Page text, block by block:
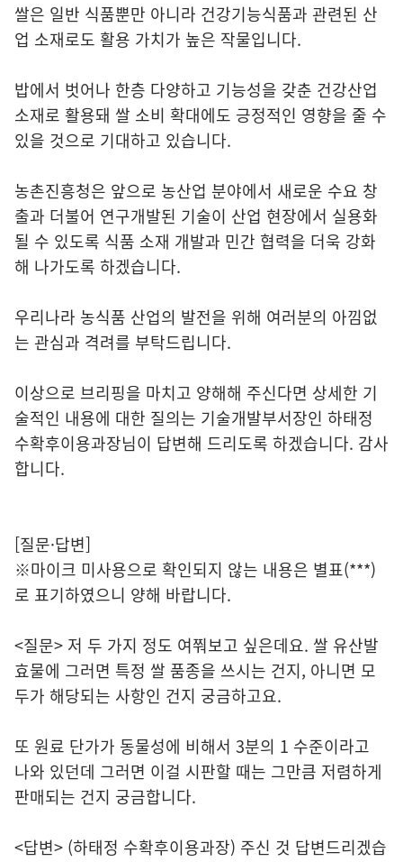
쌀은 일반 식품뿐만 아니라 건강기능식품과 관련된 산
업 소재로도 활용 가치가 높은 작물입니다.
밥에서 벗어나 한층 다양하고 기능성을 갖춘 건강산업
소재로 활용돼 쌀 소비 확대에도 긍정적인 영향을 줄 수
있을 것으로 기대하고 있습니다.
농촌진흥청은 앞으로 농산업 분야에서 새로운 수요 창
출과 더불어 연구개발된 기술이 산업 현장에서 실용화
될 수 있도록 식품 소재 개발과 민간 협력을 더욱 강화
해 나가도록 하겠습니다.
우리나라 농식품 산업의 발전을 위해 여러분의 아낌없
는 관심과 격려를 부탁드립니다.
이상으로 브리핑을 마치고 양해해 주신다면 상세한 기
술적인 내용에 대한 질의는 기술개발부서장인 하태정
수확후이용과장님이 답변해 드리도록 하겠습니다. 감사
합니다.
[질문·답변]
※마이크 미사용으로 확인되지 않는 내용은 별표(***)
로 표기하였으니 양해 바랍니다.
<질문> 저 두 가지 정도 여쭤보고 싶은데요. 쌀 유산발
효물에 그러면 특정 쌀 품종을 쓰시는 건지, 아니면 모
두가 해당되는 사항인 건지 궁금하고요.
또 원료 단가가 동물성에 비해서 3분의 1 수준이라고
나와 있던데 그러면 이걸 시판할 때는 그만큼 저렴하게
판매되는 건지 궁금합니다.
<답변> (하태정 수확후이용과장) 주신 것 답변드리겠습